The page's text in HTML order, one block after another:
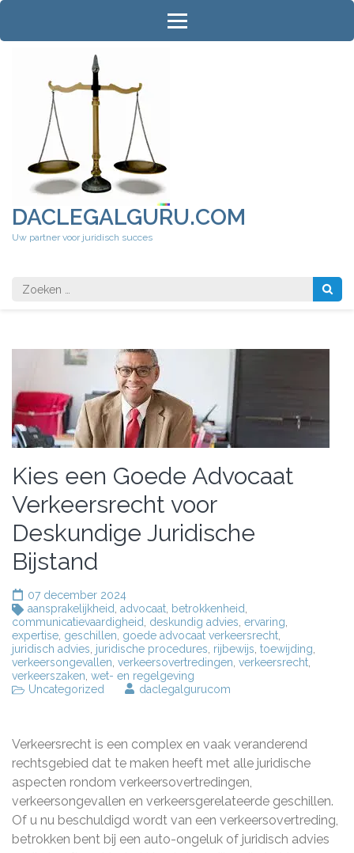
Ga
inhoud
DACLEGALGURU.COM
Uw partner voor juridisch succes
Zoeken
naar:
Kies een Goede Advocaat
Verkeersrecht voor
Deskundige Juridische
Bijstand
07 december 2024
aansprakelijkheid advocaat betrokkenheid
communicatievaardigheid
deskundig advies ervaring
expertise geschillen goede advocaat verkeersrecht
juridisch advies juridische procedures rijbewijs toewijding
verkeersongevallen verkeersovertredingen verkeersrecht
verkeerszaken wet- en regelgeving
Uncategorized
daclegalgurucom
Verkeersrecht is een complex en vaak veranderend
rechtsgebied dat te maken heeft met alle juridische
aspecten rondom verkeersovertredingen,
verkeersongevallen en verkeersgerelateerde geschillen.
Of u nu beschuldigd wordt van een verkeersovertreding,
betrokken bent bij een auto-ongeluk of juridisch advies